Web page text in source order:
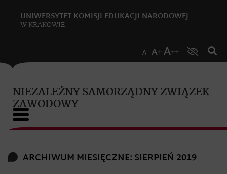
UNIWERSYTET KOMISJI EDUKACJI NARODOWEJ
W KRAKOWIE
NIEZALEŻNY SAMORZĄDNY ZWIĄZEK
ZAWODOWY
ARCHIWUM MIESIĘCZNE: SIERPIEŃ 2019